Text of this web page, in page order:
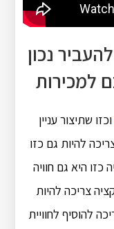
נכון
למכירות
וכזו שתיצור עניין
להיות גם כזו
כזו היא גם חוויה
צריכה להיות
להוסיף לחוויית